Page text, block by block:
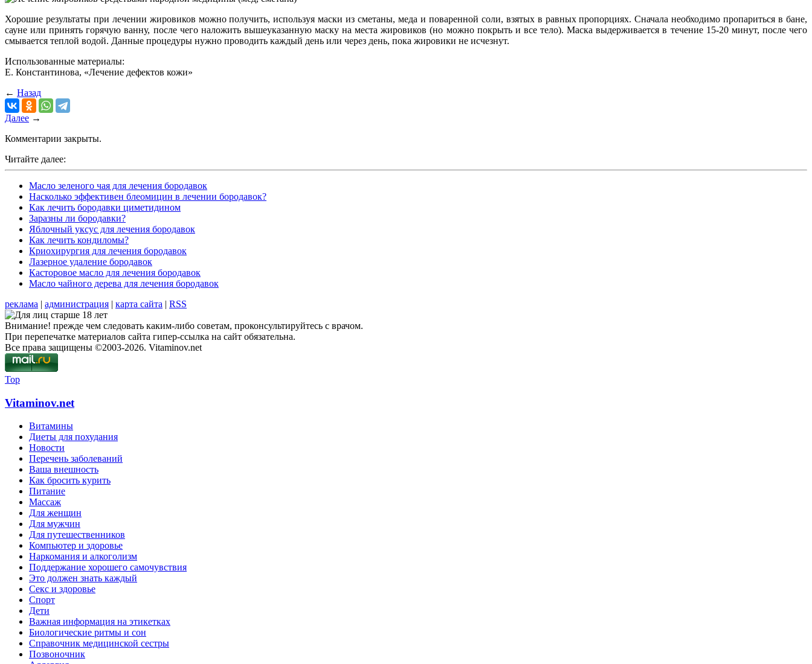
Хорошие результаты при лечении жировиков можно получить, используя маски из сметаны, меда и поваренной соли, взятых в равных пропорциях. Сначала необходимо пропариться в бане,
сауне или принять горячую ванну, после чего наложить вышеуказанную маску на места жировиков (но можно покрыть и все тело). Маска выдерживается в течение 15-20 минут, после чего
смывается теплой водой. Данные процедуры нужно проводить каждый день или через день, пока жировики не исчезнут.
Использованные материалы:
Е. Константинова, «Лечение дефектов кожи»
← Назад
Далее →
Комментарии закрыты.
Читайте далее:
Масло зеленого чая для лечения бородавок
Насколько эффективен блеомицин в лечении бородавок?
Как лечить бородавки циметидином
Заразны ли бородавки?
Яблочный уксус для лечения бородавок
Как лечить кондиломы?
Криохирургия для лечения бородавок
Лазерное удаление бородавок
Касторовое масло для лечения бородавок
Масло чайного дерева для лечения бородавок
реклама | администрация | карта сайта | RSS
Внимание! прежде чем следовать каким-либо советам, проконсультируйтесь с врачом.
При перепечатке материалов сайта гипер-ссылка на сайт обязательна.
Все права защищены ©2003-2026. Vitaminov.net
Top
Vitaminov.net
Витамины
Диеты для похудания
Новости
Перечень заболеваний
Ваша внешность
Как бросить курить
Питание
Массаж
Для женщин
Для мужчин
Для путешественников
Компьютер и здоровье
Наркомания и алкоголизм
Поддержание хорошего самочувствия
Это должен знать каждый
Секс и здоровье
Спорт
Дети
Важная информация на этикетках
Биологические ритмы и сон
Справочник медицинской сестры
Позвоночник